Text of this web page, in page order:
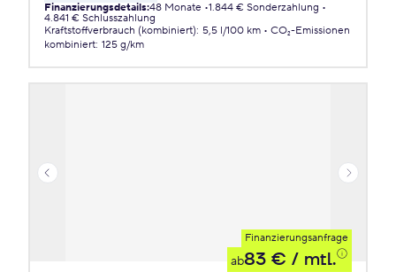
Finanzierungsdetails:48 Monate 1.844 € Sonderzahlung
4.841 € Schlusszahlung
Kraftstoffverbrauch (kombiniert): 5,5 l/100 km
CO₂-Emissionen
kombiniert: 125 g/km
Finanzierungsanfrage
ab83 € / mtl.